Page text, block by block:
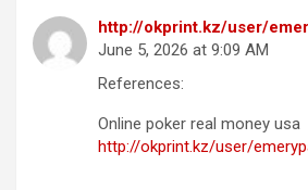
http://okprint.kz/user/
June 5, 2026 at 9:09 AM
References:
Online poker real money usa
http://okprint.kz/user/